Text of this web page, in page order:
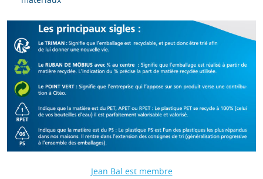
Jean Bal est membre